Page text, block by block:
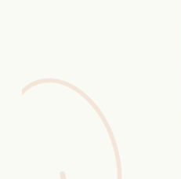
Blüten-Finder
Phänologie-Radar